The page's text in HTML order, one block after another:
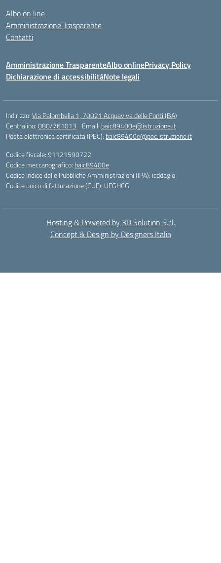
Albo on line
Amministrazione Trasparente
Contatti
Amministrazione TrasparenteAlbo onlinePrivacy Policy
Dichiarazione di accessibilitàNote legali
Indirizzo:Via Palombella 1, 70021 Acquaviva delle Fonti (BA)
Centralino:080/761013 Email: baic89400e@istruzione.it
Posta elettronica certificata (PEC): baic89400e@pec.istruzione.it
Codice fiscale: 91121590722
Codice meccanografico: baic89400e
Codice Indice delle Pubbliche Amministrazioni (IPA): icddagio
Codice unico di fatturazione (CUF): UFGHCG
Hosting & Powered by 3D Solution S.r.l.
Concept & Design by Designers Italia